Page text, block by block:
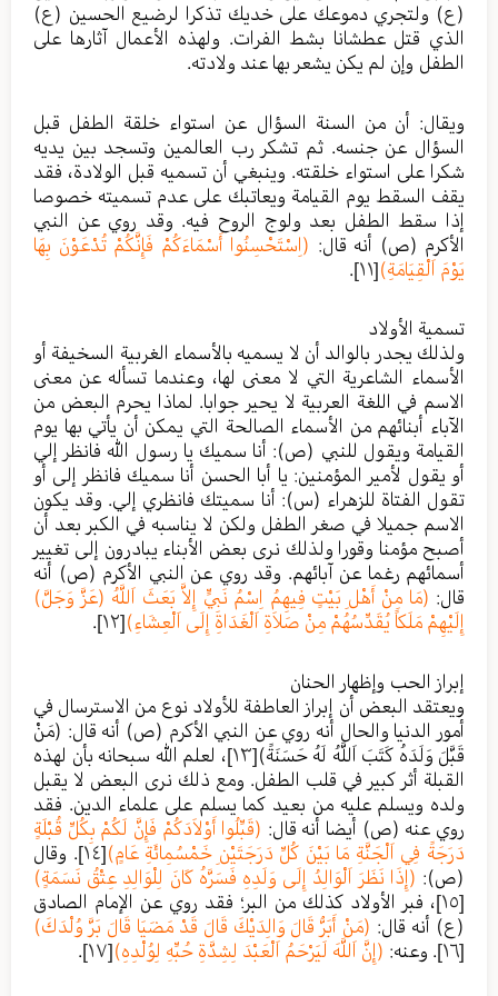
(ع) ولتجري دموعك على خديك تذكرا لرضيع الحسين (ع)
الذي قتل عطشانا بشط الفرات. ولهذه الأعمال آثارها على
الطفل وإن لم يكن يشعر بها عند ولادته.
ويقال: أن من السنة السؤال عن استواء خلقة الطفل قبل
السؤال عن جنسه. ثم تشكر رب العالمين وتسجد بين يديه
شكرا على استواء خلقته. وينبغي أن تسميه قبل الولادة، فقد
يقف السقط يوم القيامة ويعاتبك على عدم تسميته خصوصا
إذا سقط الطفل بعد ولوج الروح فيه. وقد روي عن النبي
الأكرم (ص) أنه قال: (اِسْتَحْسِنُوا أَسْمَاءَكُمْ فَإِنَّكُمْ تُدْعَوْنَ بِهَا
يَوْمَ اَلْقِيَامَةِ)[١١] .
تسمية الأولاد
ولذلك يجدر بالوالد أن لا يسميه بالأسماء الغربية السخيفة أو
الأسماء الشاعرية التي لا معنى لها، وعندما تسأله عن معنى
الاسم في اللغة العربية لا يحير جوابا. لماذا يحرم البعض من
الآباء أبنائهم من الأسماء الصالحة التي يمكن أن يأتي بها يوم
القيامة ويقول للنبي (ص): أنا سميك يا رسول الله فانظر إلي
أو يقول لأمير المؤمنين: يا أبا الحسن أنا سميك فانظر إلى أو
تقول الفتاة للزهراء (س): أنا سميتك فانظري إلي. وقد يكون
الاسم جميلا في صغر الطفل ولكن لا يناسبه في الكبر بعد أن
أصبح مؤمنا وقورا ولذلك نرى بعض الأبناء يبادرون إلى تغيير
أسمائهم رغما عن آبائهم. وقد روي عن النبي الأكرم (ص) أنه
قال: (مَا مِنْ أَهْلِ بَيْتٍ فِيهِمُ اِسْمُ نَبِيٍّ إِلاَّ بَعَثَ اَللَّهُ (عَزَّ وَجَلَّ)
إِلَيْهِمْ مَلَكاً يُقَدِّسُهُمْ مِنْ صَلاَةِ اَلْغَدَاةِ إِلَى اَلْعِشَاءِ)[١٢] .
إبراز الحب وإظهار الحنان
ويعتقد البعض أن إبراز العاطفة للأولاد نوع من الاسترسال في
أمور الدنيا والحال أنه روي عن النبي الأكرم (ص) أنه قال: (مَنْ
قَبَّلَ وَلَدَهُ كَتَبَ اَللَّهُ لَهُ حَسَنَةً)[١٣]
، لعلم الله سبحانه بأن لهذه
القبلة أثر كبير في قلب الطفل. ومع ذلك نرى البعض لا يقبل
ولده ويسلم عليه من بعيد كما يسلم على علماء الدين. فقد
روي عنه (ص) أيضا أنه قال: (قَبِّلُوا أَوْلاَدَكُمْ فَإِنَّ لَكُمْ بِكُلِّ قُبْلَةٍ
دَرَجَةً فِي اَلْجَنَّةِ مَا بَيْنَ كُلِّ دَرَجَتَيْنِ خَمْسُمِائَةِ عَامٍ)[١٤]
. وقال
(ص): (إِذَا نَظَرَ اَلْوَالِدُ إِلَى وَلَدِهِ فَسَرَّهُ كَانَ لِلْوَالِدِ عِتْقُ نَسَمَةٍ)
[١٥]
، فبر الأولاد كذلك من البر؛ فقد روي عن الإمام الصادق
(ع) أنه قال: (مَنْ أَبَرُّ قَالَ وَالِدَيْكَ قَالَ قَدْ مَضَيَا قَالَ بَرَّ وُلْدَكَ)
[١٦]
. وعنه: (إِنَّ اَللَّهَ لَيَرْحَمُ اَلْعَبْدَ لِشِدَّةِ حُبِّهِ لِوُلْدِهِ)[١٧] .